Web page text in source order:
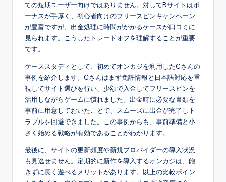
ての短期ユーザー向けではありません。対してBサイトはボ
ーナスが手厚く、初心者向けのフリースピンキャンペーン
が豊富ですが、出金処理に時間がかかるケースが口コミに
見られます。こうしたトレードオフを理解することが重要
です。
ケーススタディとして、初めてオンカジを利用したCさんの
事例を紹介します。Cさんはまず免許情報と日本語対応を重
視してサイト選びを行い、少額で入金してフリースピンを
活用しながらゲームに慣れました。出金時に必要な書類を
事前に用意しておいたことで、スムーズに出金が完了しト
ラブルを回避できました。この事例からも、事前準備と小
さく始める戦略が有効であることがわかります。
最後に、サイトの更新頻度や新規プロバイダーの導入状況
も見逃せません。定期的に新作を導入するオンカジは、飽
きずに長く遊べるメリットがあります。以上の比較ポイン